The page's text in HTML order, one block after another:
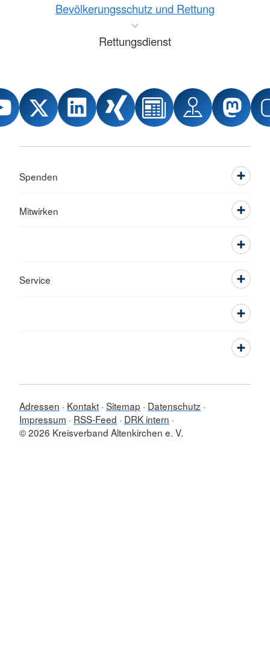
Bevölkerungsschutz und Rettung
Rettungsdienst
Spenden
Mitwirken
Service
Adressen Kontakt Sitemap
Datenschutz
Impressum
RSS-Feed
DRK intern
© 2026 Kreisverband Altenkirchen e. V.